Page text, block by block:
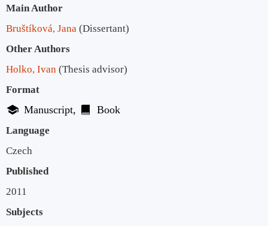
Bibliographic Details
Main Author
Bruštíková, Jana (Dissertant)
Other Authors
Holko, Ivan (Thesis advisor)
Format
Manuscript Book
Language
Czech
Published
2011
Subjects